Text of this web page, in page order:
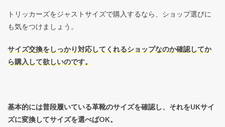
トリッカーズをジャストサイズで購入するなら、ショップ選びに
も気をつけましょう。
サイズ交換をしっかり対応してくれるショップなのか確認してか
ら購入して欲しいのです。
基本的には普段履いている革靴のサイズを確認し、それをUKサイ
ズに変換してサイズを選べばOK。